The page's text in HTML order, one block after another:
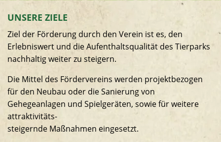
UNSERE ZIELE
Ziel der Förderung durch den Verein ist es, den
Erlebniswert und die Aufenthaltsqualität des Tierparks
nachhaltig weiter zu steigern.
Die Mittel des Fördervereins werden projektbezogen
für den Neubau oder die Sanierung von
Gehegeanlagen und Spielgeräten, sowie für weitere
attraktivitäts-
steigernde Maßnahmen eingesetzt.